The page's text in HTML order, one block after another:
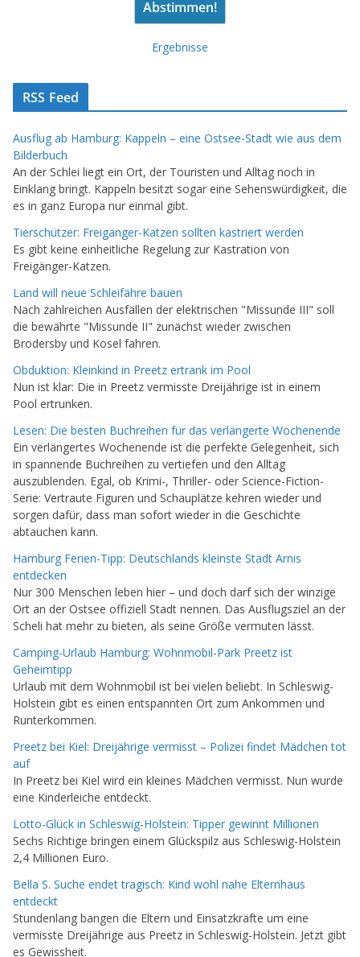
Ergebnisse
RSS Feed
Ausflug ab Hamburg: Kappeln – eine Ostsee-Stadt wie aus dem
Bilderbuch
An der Schlei liegt ein Ort, der Touristen und Alltag noch in
Einklang bringt. Kappeln besitzt sogar eine Sehenswürdigkeit, die
es in ganz Europa nur einmal gibt.
Tierschützer: Freigänger-Katzen sollten kastriert werden
Es gibt keine einheitliche Regelung zur Kastration von
Freigänger-Katzen.
Land will neue Schleifähre bauen
Nach zahlreichen Ausfällen der elektrischen "Missunde III" soll
die bewährte "Missunde II" zunächst wieder zwischen
Brodersby und Kosel fahren.
Obduktion: Kleinkind in Preetz ertrank im Pool
Nun ist klar: Die in Preetz vermisste Dreijährige ist in einem
Pool ertrunken.
Lesen: Die besten Buchreihen für das verlängerte Wochenende
Ein verlängertes Wochenende ist die perfekte Gelegenheit, sich
in spannende Buchreihen zu vertiefen und den Alltag
auszublenden. Egal, ob Krimi-, Thriller- oder Science-Fiction-
Serie: Vertraute Figuren und Schauplätze kehren wieder und
sorgen dafür, dass man sofort wieder in die Geschichte
abtauchen kann.
Hamburg Ferien-Tipp: Deutschlands kleinste Stadt Arnis
entdecken
Nur 300 Menschen leben hier – und doch darf sich der winzige
Ort an der Ostsee offiziell Stadt nennen. Das Ausflugsziel an der
Scheli hat mehr zu bieten, als seine Größe vermuten lässt.
Camping-Urlaub Hamburg: Wohnmobil-Park Preetz ist
Geheimtipp
Urlaub mit dem Wohnmobil ist bei vielen beliebt. In Schleswig-
Holstein gibt es einen entspannten Ort zum Ankommen und
Runterkommen.
Preetz bei Kiel: Dreijährige vermisst – Polizei findet Mädchen tot
auf
In Preetz bei Kiel wird ein kleines Mädchen vermisst. Nun wurde
eine Kinderleiche entdeckt.
Lotto-Glück in Schleswig-Holstein: Tipper gewinnt Millionen
Sechs Richtige bringen einem Glückspilz aus Schleswig-Holstein
2,4 Millionen Euro.
Bella S. Suche endet tragisch: Kind wohl nahe Elternhaus
entdeckt
Stundenlang bangen die Eltern und Einsatzkräfte um eine
vermisste Dreijährige aus Preetz in Schleswig-Holstein. Jetzt gibt
es Gewissheit.